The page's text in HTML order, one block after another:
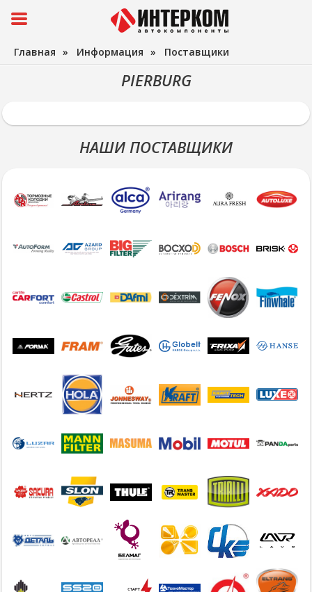
Главная » Информация » Поставщики
PIERBURG
НАШИ ПОСТАВЩИКИ